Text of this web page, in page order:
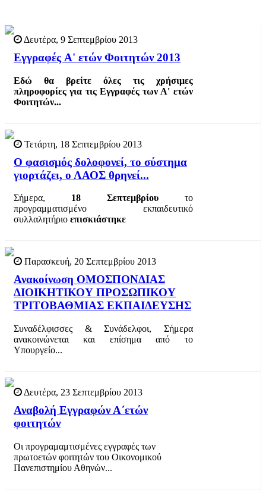
Δευτέρα, 9 Σεπτεμβρίου 2013
Εγγραφές A' ετών Φοιτητών 2013
Εδώ θα βρείτε όλες τις χρήσιμες
πληροφορίες για τις Εγγραφές των Α' ετών
Φοιτητών...
Τετάρτη, 18 Σεπτεμβρίου 2013
Ο φασισμός δολοφονεί, το σύστημα
γιορτάζει, ο ΛΑΟΣ θρηνεί...
Σήμερα, 18 Σεπτεμβρίουτο
προγραμματισμένο εκπαιδευτικό
συλλαλητήριο επισκιάστηκε
Παρασκευή, 20 Σεπτεμβρίου 2013
Ανακοίνωση ΟΜΟΣΠΟΝΔΙΑΣ
ΔΙΟΙΚΗΤΙΚΟΥ ΠΡΟΣΩΠΙΚΟΥ
ΤΡΙΤΟΒΑΘΜΙΑΣ ΕΚΠΑΙΔΕΥΣΗΣ
Συναδέλφισσες & Συνάδελφοι, Σήμερα
ανακοινώνεται και επίσημα από το
Υπουργείο...
Δευτέρα, 23 Σεπτεμβρίου 2013
Αναβολή Εγγραφών Α΄ετών
φοιτητών
Οι προγραμαμτισμένες εγγραφές των
πρωτοετών φοιτητών του Οικονομικού
Πανεπιστημίου Αθηνών...